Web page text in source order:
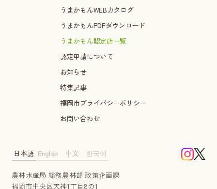
うまかもんWEBカタログ
うまかもんPDFダウンロード
うまかもん認定店一覧
認定申請について
お知らせ
特集記事
福岡市プライバシーポリシー
お問い合わせ
農林水産局 総務農林部 政策企画課
福岡市中央区天神1丁目8の1
日本語 English 中文 한국어